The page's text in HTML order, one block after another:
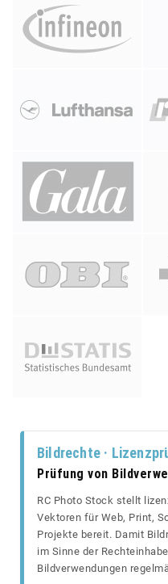
Bildrechte ·
Prüfung von
RC Photo Stock stellt
Vektoren für Web, Print,
Projekte bereit. Damit
im Sinne der
Bildverwendungen